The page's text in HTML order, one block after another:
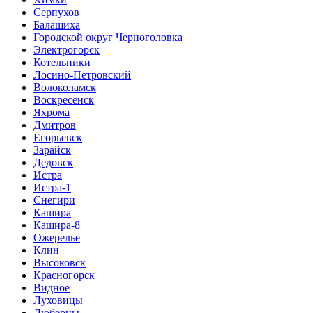
Серпухов
Балашиха
Городской округ Черноголовка
Электрогорск
Котельники
Лосино-Петровский
Волоколамск
Воскресенск
Яхрома
Дмитров
Егорьевск
Зарайск
Дедовск
Истра
Истра-1
Снегири
Кашира
Кашира-8
Ожерелье
Клин
Высоковск
Красногорск
Видное
Луховицы